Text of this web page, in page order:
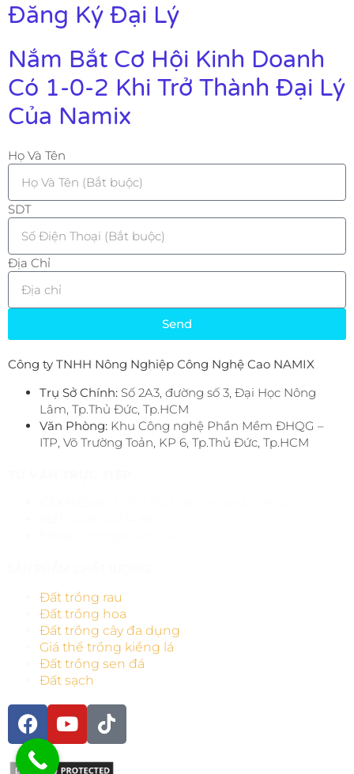
Đăng Ký Đại Lý
Nắm Bắt Cơ Hội Kinh Doanh
Có 1-0-2 Khi Trở Thành Đại Lý
Của Namix
Họ Và Tên
SDT
Địa Chỉ
Send
Công ty TNHH Nông Nghiệp Công Nghệ Cao NAMIX
Trụ Sở Chính: Số 2A3, đường số 3, Đại Học Nông
Lâm, Tp.Thủ Đức, Tp.HCM
Văn Phòng: Khu Công nghệ Phần Mềm ĐHQG –
ITP, Võ Trường Toản, KP 6, Tp.Thủ Đức, Tp.HCM
Đất trồng rau
Đất trồng hoa
Đất trồng cây đa dụng
Giá thể trồng kiểng lá
Đất trồng sen đá
Đất sạch